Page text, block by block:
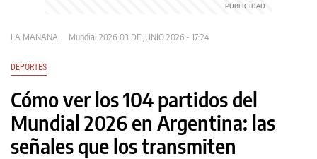
LA MAÑANA Mundial 2026 03 DE JUNIO 2026 - 17:24
DEPORTES
Cómo ver los 104 partidos del
Mundial 2026 en Argentina: las
señales que los transmiten